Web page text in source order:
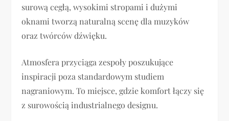
surową cegłą, wysokimi stropami i dużymi
oknami tworzą naturalną scenę dla muzyków
oraz twórców dźwięku.
Atmosfera przyciąga zespoły poszukujące
inspiracji poza standardowym studiem
nagraniowym. To miejsce, gdzie komfort łączy się
z surowością industrialnego designu.